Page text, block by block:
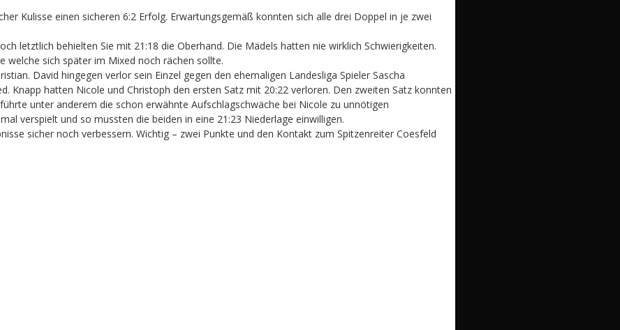
Kulisse einen sicheren 6:2 Erfolg. Erwartungsgemäß konnten sich alle drei Doppel in je zwei
letztlich behielten Sie mit 21:18 die Oberhand. Die Mädels hatten nie wirklich Schwierigkeiten.
welche sich später im Mixed noch rächen sollte.
David hingegen verlor sein Einzel gegen den ehemaligen Landesliga Spieler Sascha
Knapp hatten Nicole und Christoph den ersten Satz mit 20:22 verloren. Den zweiten Satz konnten
unter anderem die schon erwähnte Aufschlagschwäche bei Nicole zu unnötigen
verspielt und so mussten die beiden in eine 21:23 Niederlage einwilligen.
sicher noch verbessern. Wichtig – zwei Punkte und den Kontakt zum Spitzenreiter Coesfeld